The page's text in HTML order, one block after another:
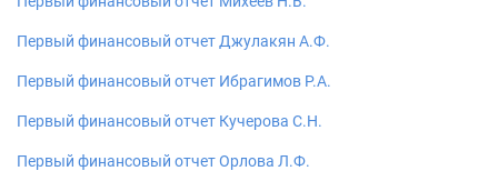
Первый финансовый отчет Джулакян А.Ф.
Первый финансовый отчет Ибрагимов Р.А.
Первый финансовый отчет Кучерова С.Н.
Первый финансовый отчет Орлова Л.Ф.